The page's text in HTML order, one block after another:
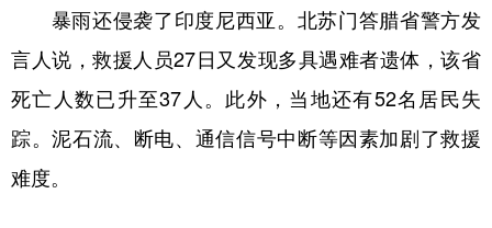
Deutsch Português
暴雨还侵袭了印度尼西亚。北苏门答腊省警方发
言人说，救援人员27日又发现多具遇难者遗体，该省
死亡人数已升至37人。此外，当地还有52名居民失
踪。泥石流、断电、通信信号中断等因素加剧了救援
难度。